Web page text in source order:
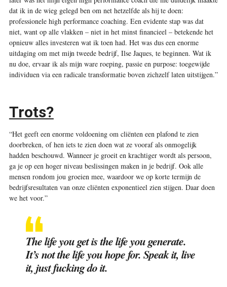
dat ik in de wieg gelegd ben om net hetzelfde als hij te doen:
professionele high performance coaching. Een evidente stap was dat
niet, want op alle vlakken – niet in het minst financieel – betekende het
opnieuw alles investeren wat ik toen had. Het was dus een enorme
uitdaging om met mijn tweede bedrijf, Ilse Jaques, te beginnen. Wat ik
nu doe, ervaar ik als mijn ware roeping, passie en purpose: toegewijde
individuen via een radicale transformatie boven zichzelf laten uitstijgen.”
Trots?
“Het geeft een enorme voldoening om cliënten een plafond te zien
doorbreken, of hen iets te zien doen wat ze vooraf als onmogelijk
hadden beschouwd. Wanneer je groeit en krachtiger wordt als persoon,
ga je op een hoger niveau beslissingen maken in je bedrijf. Ook alle
mensen rondom jou groeien mee, waardoor we op korte termijn de
bedrijfsresultaten van onze cliënten exponentieel zien stijgen. Daar doen
we het voor.”
The life you get is the life you generate.
It’s not the life you hope for. Speak it, live
it, just fucking do it.